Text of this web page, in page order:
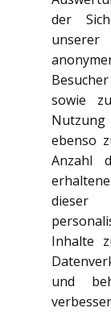
der
sowie
ebenso
Anzahl
dieser
Inhalte
und